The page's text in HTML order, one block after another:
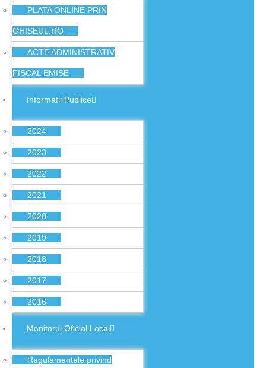
PLATA ONLINE PRIN
GHISEUL.RO
ACTE ADMINISTRATIV
FISCAL EMISE
Informatii Publice
2024
2023
2022
2021
2020
2019
2018
2017
2016
Monitorul Oficial Local
Regulamentele privind